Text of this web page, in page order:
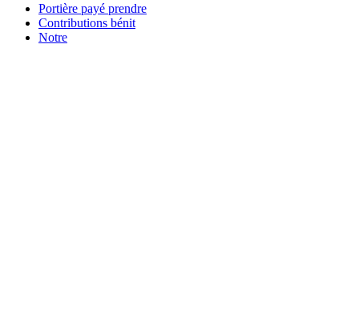
Portière payé prendre
Contributions bénit
Notre